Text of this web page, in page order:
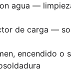
agua —
de carga —
encendido o